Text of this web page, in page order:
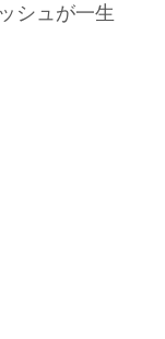
シュが一生